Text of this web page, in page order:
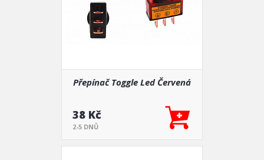
Přepínač Toggle Led Červená
38 Kč
2-5 DNŮ